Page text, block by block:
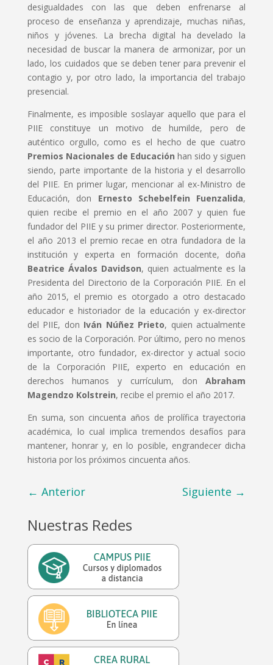
desigualdades con las que deben enfrenarse al
proceso de enseñanza y aprendizaje, muchas niñas,
niños y jóvenes. La brecha digital ha develado la
necesidad de buscar la manera de armonizar, por un
lado, los cuidados que se deben tener para prevenir el
contagio y, por otro lado, la importancia del trabajo
presencial.
Finalmente, es imposible soslayar aquello que para el
PIIE constituye un motivo de humilde, pero de
auténtico orgullo, como es el hecho de que cuatro
Premios Nacionales de Educación han sido y siguen
siendo, parte importante de la historia y el desarrollo
del PIIE. En primer lugar, mencionar al ex-Ministro de
Educación, don Ernesto Schebelfein Fuenzalida,
quien recibe el premio en el año 2007 y quien fue
fundador del PIIE y su primer director. Posteriormente,
el año 2013 el premio recae en otra fundadora de la
institución y experta en formación docente, doña
Beatrice Ávalos Davidson, quien actualmente es la
Presidenta del Directorio de la Corporación PIIE. En el
año 2015, el premio es otorgado a otro destacado
educador e historiador de la educación y ex-director
del PIIE, don Iván Núñez Prieto, quien actualmente
es socio de la Corporación. Por último, pero no menos
importante, otro fundador, ex-director y actual socio
de la Corporación PIIE, experto en educación en
derechos humanos y currículum, donAbraham
Magendzo Kolstrein, recibe el premio el año 2017.
En suma, son cincuenta años de prolífica trayectoria
académica, lo cual implica tremendos desafíos para
mantener, honrar y, en lo posible, engrandecer dicha
historia por los próximos cincuenta años.
← Anterior Siguiente →
Nuestras Redes